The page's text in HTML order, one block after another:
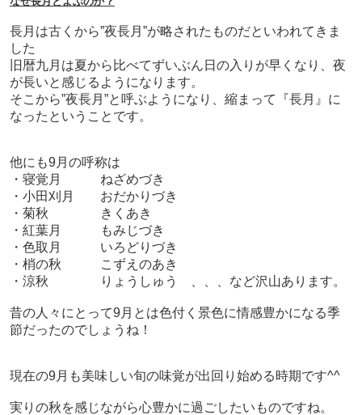
長月は古くから”夜長月”が略されたものだといわれてきま
した
旧暦九月は夏から比べてずいぶん日の入りが早くなり、夜
が長いと感じるようになります。
そこから”夜長月”と呼ぶようになり、縮まって『長月』に
なったということです。
他にも9月の呼称は
・寝覚月 ねざめづき
・小田刈月 おだかりづき
・菊秋 きくあき
・紅葉月 もみじづき
・色取月 いろどりづき
・梢の秋 こずえのあき
・涼秋 りょうしゅう 、、、など沢山あります。
昔の人々にとって9月とは色付く景色に情感豊かになる季
節だったのでしょうね！
現在の9月も美味しい旬の味覚が出回り始める時期です^^
実りの秋を感じながら心豊かに過ごしたいものですね。